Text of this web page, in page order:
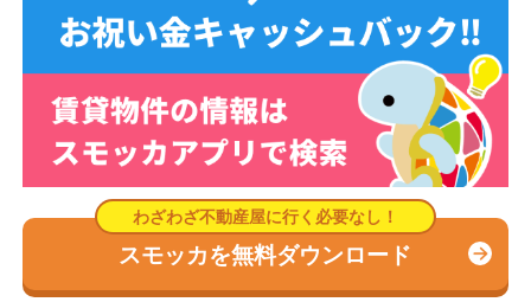
スモッカを無料ダウンロード